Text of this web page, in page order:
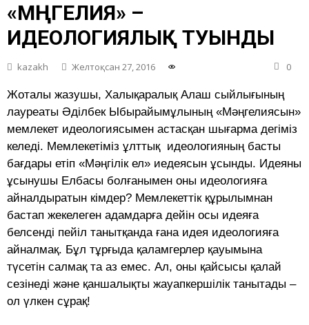
«МӘҢГЕЛИЯ» –
ИДЕОЛОГИЯЛЫҚ ТУЫНДЫ
kazakh Желтоқсан 27, 2016 0
Жоталы жазушы, Халықаралық Алаш сыйлығының
лауреаты Әділбек Ыбырайымұлының «Мәңгелиясын»
мемлекет идеологиясымен астасқан шығарма дегіміз
келеді. Мемлекетіміз ұлттық идеологияның басты
бағдары етіп «Мәңгілік ел» иедеясын ұсынды. Идеяны
ұсынушы Елбасы болғанымен оны идеологияға
айналдыратын кімдер? Мемлекеттік құрылымнан
бастап жекелеген адамдарға дейін осы идеяға
белсенді пейіл танытқанда ғана идея идеологияға
айналмақ. Бұл тұрғыда қаламгерлер қауымына
түсетін салмақ та аз емес. Ал, оны қайсысы қалай
сезінеді және қаншалықты жауапкершілік танытады –
ол үлкен сұрақ!